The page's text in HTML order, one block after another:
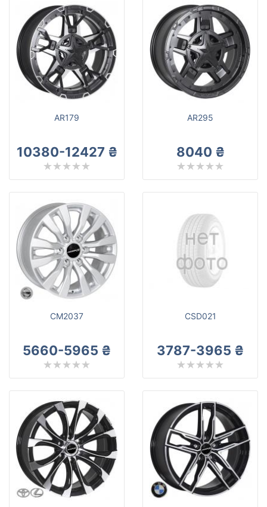
AR179
10380-12427 ₴
AR295
8040 ₴
CM2037
5660-5965 ₴
CSD021
3787-3965 ₴